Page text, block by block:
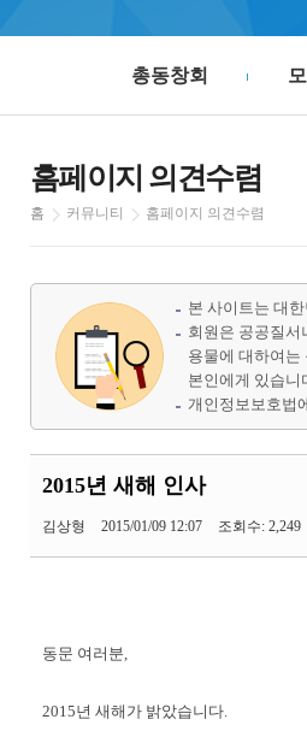
총동창회
홈페이지 의견수렴
홈 커뮤니티 홈페이지 의견수렴
본 사이트는 대
회원은 공공질서
용물에 대하여는
본인에게 있습니
개인정보보호법
2015년 새해 인사
김상형 2015/01/09 12:07 조회수: 2,249
동문 여러분,
2015년 새해가 밝았습니다.